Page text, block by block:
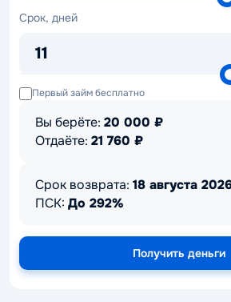
Срок, дней
11
Срок,
Первый займ бесплатно
Вы берёте: 20 000 ₽
Отдаёте: 21 760 ₽
Срок возврата: 18 августа
ПСК: До 292%
Получить деньги